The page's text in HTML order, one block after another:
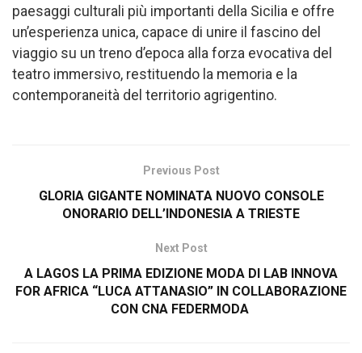
paesaggi culturali più importanti della Sicilia e offre
un’esperienza unica, capace di unire il fascino del
viaggio su un treno d’epoca alla forza evocativa del
teatro immersivo, restituendo la memoria e la
contemporaneità del territorio agrigentino.
Previous Post
GLORIA GIGANTE NOMINATA NUOVO CONSOLE
ONORARIO DELL’INDONESIA A TRIESTE
Next Post
A LAGOS LA PRIMA EDIZIONE MODA DI LAB INNOVA
FOR AFRICA “LUCA ATTANASIO” IN COLLABORAZIONE
CON CNA FEDERMODA